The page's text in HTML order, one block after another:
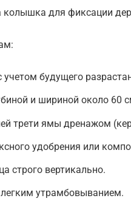
колышка для фиксации
учетом будущего
и шириной около 60
трети ямы дренажом
удобрения или
строго вертикально.
утрамбовыванием.